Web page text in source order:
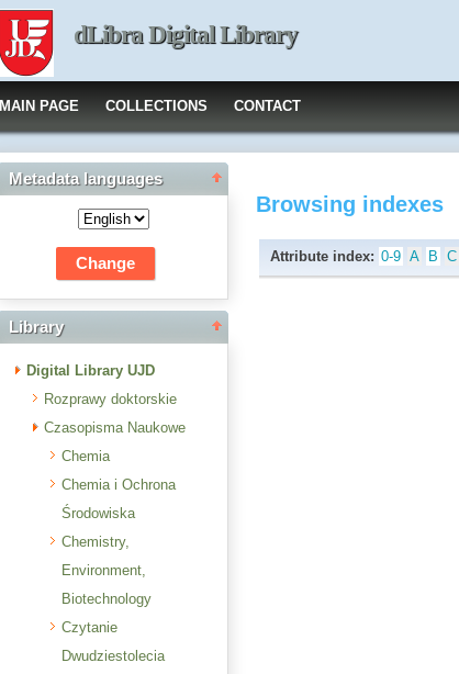
dLibra Digital Library
MAIN PAGE COLLECTIONS CONTACT
Metadata languages
Library
Digital Library UJD
Rozprawy doktorskie
Czasopisma Naukowe
Chemia
Chemia i Ochrona
Środowiska
Chemistry,
Environment,
Biotechnology
Czytanie
Dwudziestolecia
Browsing indexes
Attribute index: 0-9 A B C